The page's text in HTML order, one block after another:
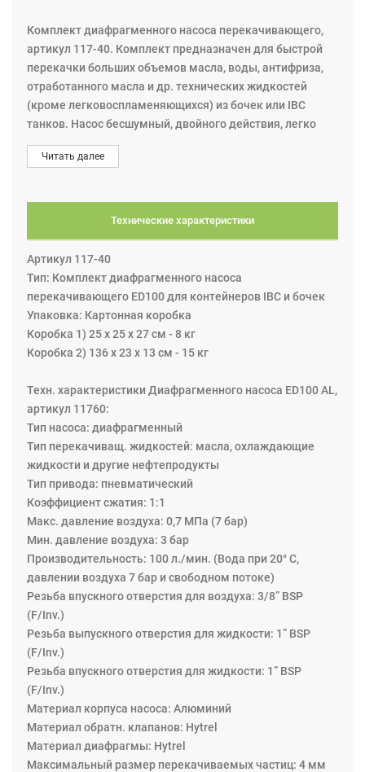
Комплект диафрагменного насоса перекачивающего,
артикул 117-40. Комплект предназначен для быстрой
перекачки больших объемов масла, воды, антифриза,
отработанного масла и др. технических жидкостей
(кроме легковоспламеняющихся) из бочек или IBC
танков. Насос бесшумный, двойного действия, легко
крепится на бочку или другой резервуар при помощи 2”
адаптера. 2” адаптер для бочки в комплекте.
регулятора. Внимание, пистолет должен быть нажат.
пистолет и выставьте оптимальное рабочее давление
сжатого воздуха.
Читать далее
Технические характеристики
Артикул 117-40
Тип: Комплект диафрагменного насоса
перекачивающего ЕD100 для контейнеров IBC и бочек
Упаковка: Картонная коробка
Коробка 1) 25 x 25 x 27 см - 8 кг
Коробка 2) 136 x 23 x 13 см - 15 кг
Техн. характеристики Диафрагменного насоса ЕD100 AL,
артикул 11760:
Тип насоса: диафрагменный
Тип перекачиващ. жидкостей: масла, охлаждающие
жидкости и другие нефтепродукты
Тип привода: пневматический
Коэффициент сжатия: 1:1
Макс. давление воздуха: 0,7 МПа (7 бар)
Мин. давление воздуха: 3 бар
Производительность: 100 л./мин. (Вода при 20° C,
давлении воздуха 7 бар и свободном потоке)
Резьба впускного отверстия для воздуха: 3/8” BSP
(F/Inv.)
Резьба выпускного отверстия для жидкости: 1” BSP
(F/Inv.)
Резьба впускного отверстия для жидкости: 1” BSP
(F/Inv.)
Материал корпуса насоса: Aлюминий
Материал обратн. клапанов: Hytrel
Материал диафрагмы: Hytrel
Максимальный размер перекачиваемых частиц: 4 мм